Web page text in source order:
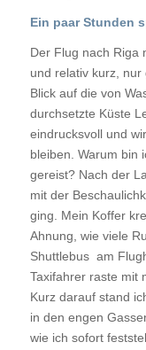
Ein paar Stunden
Der Flug nach Riga
und relativ kurz,
Blick auf die von
durchsetzte Küste
eindrucksvoll und
bleiben. Warum bin
gereist? Nach der
mit der
ging. Mein Koffer
Ahnung, wie viele
Shuttlebus am
Taxifahrer raste mit
Kurz darauf stand
in den engen
wie ich sofort